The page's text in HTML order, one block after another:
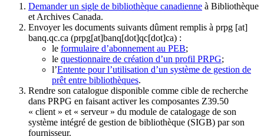
Demander un sigle de bibliothèque canadienne à Bibliothèque
et Archives Canada.
Envoyer les documents suivants dûment remplis à prpg [at]
banq.qc.ca (prpg[at]banq[dot]qc[dot]ca) :
le formulaire d’abonnement au PEB;
le questionnaire de création d’un profil PRPG;
l’Entente pour l’utilisation d’un système de gestion de
prêt entre bibliothèques.
Rendre son catalogue disponible comme cible de recherche
dans PRPG en faisant activer les composantes Z39.50
« client » et « serveur » du module de catalogage de son
système intégré de gestion de bibliothèque (SIGB) par son
fournisseur.